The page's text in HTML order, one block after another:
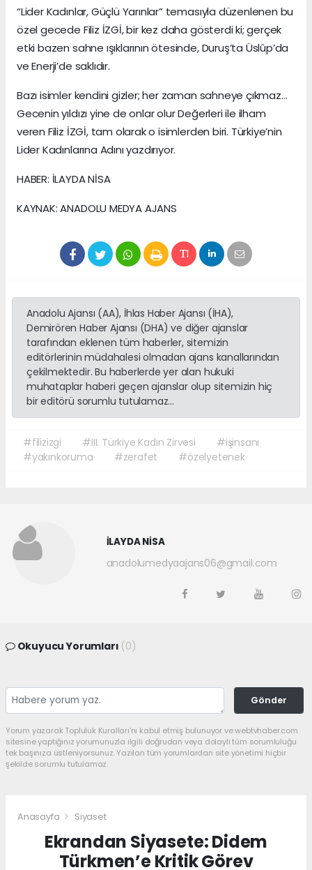
“Lider Kadınlar, Güçlü Yarınlar” temasıyla düzenlenen bu
özel gecede Filiz İZGİ, bir kez daha gösterdi ki; gerçek
etki bazen sahne ışıklarının ötesinde, Duruş’ta Üslûp’da
ve Enerji’de saklıdır.
Bazı isimler kendini gizler; her zaman sahneye çıkmaz…
Gecenin yıldızı yine de onlar olur Değerleri ile ilham
veren Filiz İZGİ, tam olarak o isimlerden biri. Türkiye’nin
Lider Kadınlarına Adını yazdırıyor.
HABER: İLAYDA NİSA
KAYNAK: ANADOLU MEDYA AJANS
Anadolu Ajansı (AA), İhlas Haber Ajansı (İHA),
Demirören Haber Ajansı (DHA) ve diğer ajanslar
tarafından eklenen tüm haberler, sitemizin
editörlerinin müdahalesi olmadan ajans kanallarından
çekilmektedir. Bu haberlerde yer alan hukuki
muhataplar haberi geçen ajanslar olup sitemizin hiç
bir editörü sorumlu tutulamaz...
#filizizgi #III. Türkiye Kadın Zirvesi
#işinsanı
#yakınkoruma
#zerafet #özelyetenek
İLAYDA NİSA
anadolumedyaajans06@gmail.com
Okuyucu Yorumları (0)
Gönder
Yorum yazarak Topluluk Kuralları’nı kabul etmiş bulunuyor ve webtvhaber.com
sitesine yaptığınız yorumunuzla ilgili doğrudan veya dolaylı tüm sorumluluğu
tek başınıza üstleniyorsunuz. Yazılan tüm yorumlardan site yönetimi hiçbir
şekilde sorumlu tutulamaz.
Anasayfa Siyaset
Ekrandan Siyasete: Didem
Türkmen’e Kritik Görev